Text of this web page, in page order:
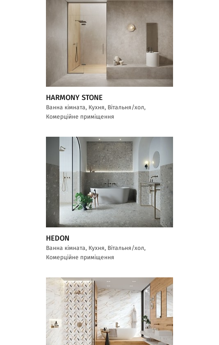
HARMONY STONE
Ванна кімната, Кухня, Вітальня/хол,
Комерційне приміщення
HEDON
Ванна кімната, Кухня, Вітальня/хол,
Комерційне приміщення